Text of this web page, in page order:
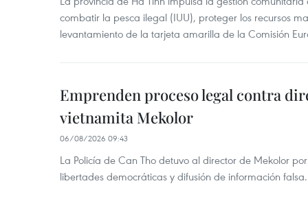
combatir la pesca ilegal (IUU), proteger los recursos
levantamiento de la tarjeta amarilla de la Comisión
Emprenden proceso legal contra
vietnamita Mekolor
06/08/2026 09:43
La Policía de Can Tho detuvo al director de Mekolor
libertades democráticas y difusión de información falsa.